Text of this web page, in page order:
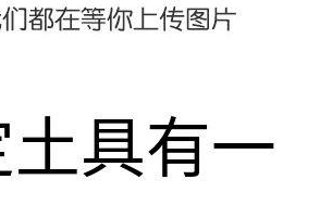
土。石灰
具有一